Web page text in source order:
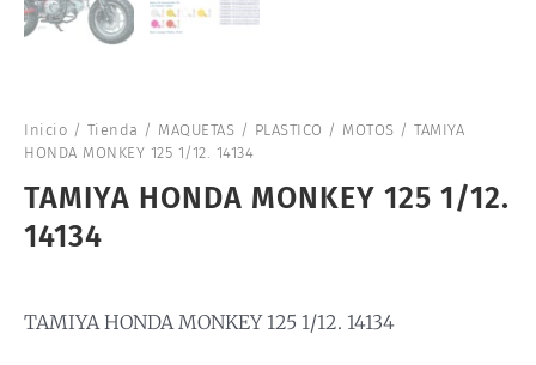
Inicio / Tienda / MAQUETAS / PLASTICO / MOTOS / TAMIYA
HONDA MONKEY 125 1/12. 14134
TAMIYA HONDA MONKEY 125 1/12.
14134
TAMIYA HONDA MONKEY 125 1/12. 14134